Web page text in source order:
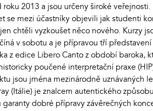
2013 a jsou určeny široké
se mezi účastníky objevili jak studenti
chtěli vyzkoušet něco nového. Kurzy
v sobotu a je přípravou tří
z edice Libero Canto z období baroka,
poučené interpretační praxe
jsou jména mezinárodně uznávaných
(Itálie) je znalcem autentického
dobré přípravy závěrečných